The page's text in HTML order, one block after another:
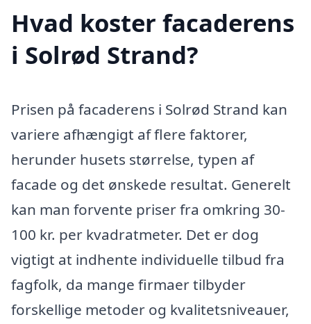
Hvad koster facaderens
i Solrød Strand?
Prisen på facaderens i Solrød Strand kan
variere afhængigt af flere faktorer,
herunder husets størrelse, typen af
facade og det ønskede resultat. Generelt
kan man forvente priser fra omkring 30-
100 kr. per kvadratmeter. Det er dog
vigtigt at indhente individuelle tilbud fra
fagfolk, da mange firmaer tilbyder
forskellige metoder og kvalitetsniveauer,